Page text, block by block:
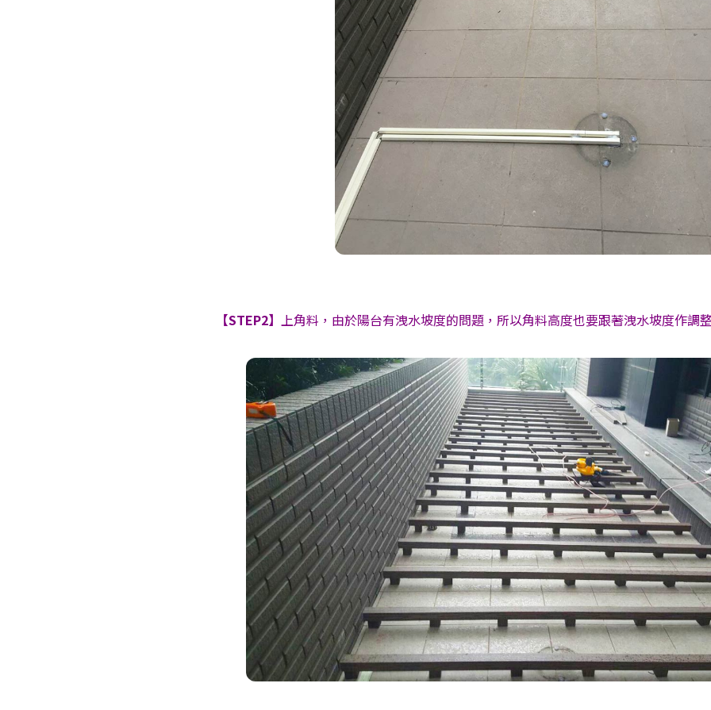
【STEP2】 上角料，由於陽台有洩水坡度的問題，所以角料高度也要跟著洩水坡度作調